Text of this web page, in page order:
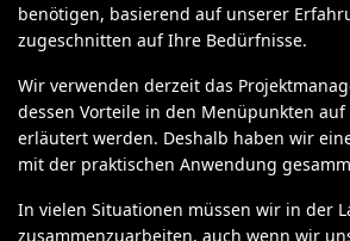
benötigen, basierend auf unserer
zugeschnitten auf Ihre Bedürfnisse.
Wir verwenden derzeit das
dessen Vorteile in den Menüpunkten
erläutert werden. Deshalb haben wir
mit der praktischen Anwendung
In vielen Situationen müssen wir in der
zusammenzuarbeiten, auch wenn wir